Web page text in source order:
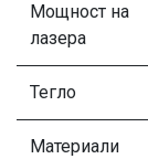
Мощност на
лазера
Тегло
Материали